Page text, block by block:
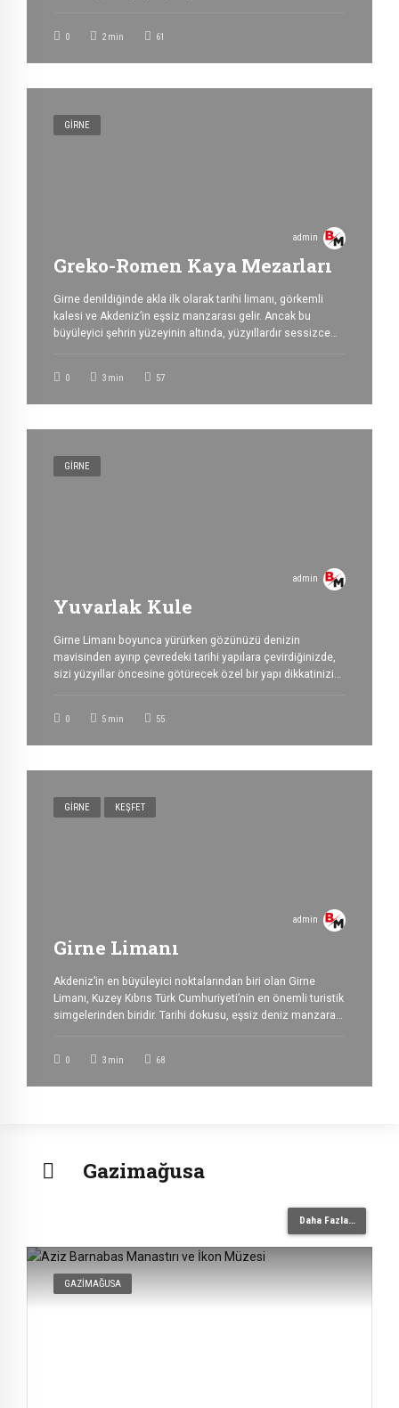
fethetmesinin ardından, Girne Kalesi’nin dışındaki bu bölge
0 2 min 61
GIRNE
admin
Greko-Romen Kaya Mezarları
Girne denildiğinde akla ilk olarak tarihi limanı, görkemli
kalesi ve Akdeniz’in eşsiz manzarası gelir. Ancak bu
büyüleyici şehrin yüzeyinin altında, yüzyıllardır sessizce
dönemlerinden günümüze ulaşan bu tarihi mezarlar,
0 3 min 57
GIRNE
admin
Yuvarlak Kule
Girne Limanı boyunca yürürken gözünüzü denizin
mavisinden ayırıp çevredeki tarihi yapılara çevirdiğinizde,
sizi yüzyıllar öncesine götürecek özel bir yapı dikkatinizi
eski bir kule değil, aynı zamanda Girne’nin geçmişine
0 5 min 55
GIRNE KEŞFET
admin
Girne Limanı
Akdeniz’in en büyüleyici noktalarından biri olan Girne
Limanı, Kuzey Kıbrıs Türk Cumhuriyeti’nin en önemli turistik
simgelerinden biridir. Tarihi dokusu, eşsiz deniz manzarası
almaktadır. Tarihin İzlerini Taşıyan Bir Liman Yüzyıllar
0 3 min 68
Gazimağusa
Daha Fazla…
GAZIMAĞUSA